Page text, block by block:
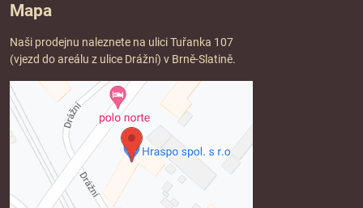
Mapa
Naši prodejnu naleznete na ulici Tuřanka 107
(vjezd do areálu z ulice Drážní) v Brně-Slatině.